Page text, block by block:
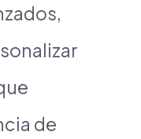
de